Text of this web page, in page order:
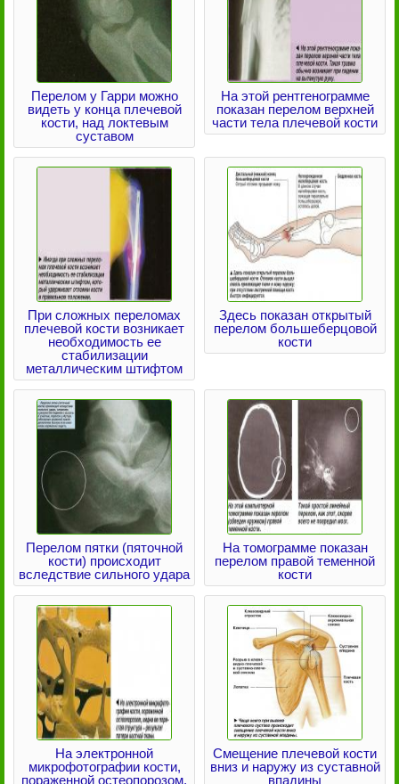
Перелом у Гарри можно
видеть у конца плечевой
кости, над локтевым
суставом
На этой рентгенограмме
показан перелом верхней
части тела плечевой кости
При сложных переломах
плечевой кости возникает
необходимость ее
стабилизации
металлическим штифтом
Здесь показан открытый
перелом большеберцовой
кости
Перелом пятки (пяточной
кости) происходит
вследствие сильного удара
На томограмме показан
перелом правой теменной
кости
На электронной
микрофотографии кости,
пораженной остеопорозом,
Смещение плечевой кости
вниз и наружу из суставной
впадины